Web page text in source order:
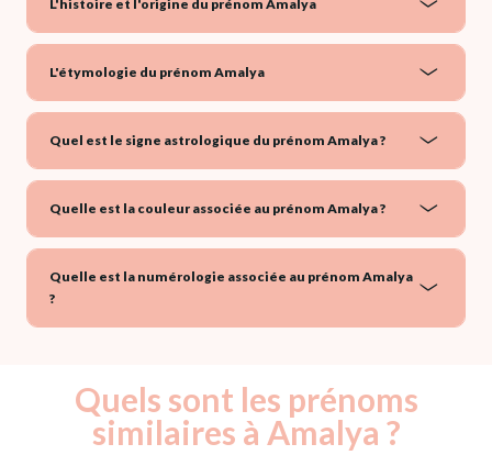
L'histoire et l'origine du prénom Amalya
L'étymologie du prénom Amalya
Quel est le signe astrologique du prénom Amalya ?
Quelle est la couleur associée au prénom Amalya ?
Quelle est la numérologie associée au prénom Amalya
?
Quels sont les prénoms
similaires à Amalya ?